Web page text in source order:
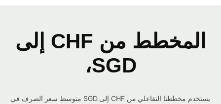
المخطط من CHF إلى
SGD،
يستخدم مخططنا التفاعلي من CHF إلى SGD متوسط ​​سعر الصرف في